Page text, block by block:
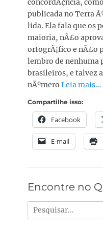
concordÃ¢ncia,
publicada no Terra
lida. Ela fala que os
maioria, nÃ£o
ortogrÃ¡fico e nÃ£o
lembro de nenhuma
brasileiros, e talvez
nÃºmero Leia mais…
Compartilhe isso:
Facebook
E-mail
Encontre no
Pesquisar
por: